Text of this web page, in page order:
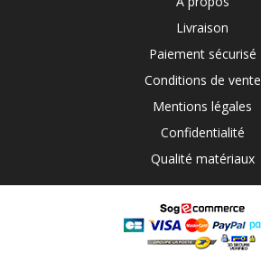
Livraison
Paiement sécurisé
Conditions de vente
Mentions légales
Confidentialité
Qualité matériaux